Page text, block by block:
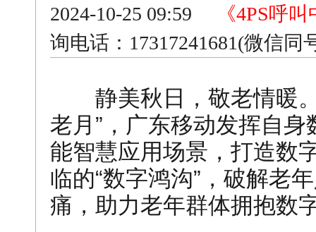
2024-10-25 09:59
《4PS呼
询电话：17317241681(微信
静美秋日，敬老情暖。
老月”，广东移动发挥自
能智慧应用场景，打造数
临的“数字鸿沟”，破解老
痛，助力老年群体拥抱数